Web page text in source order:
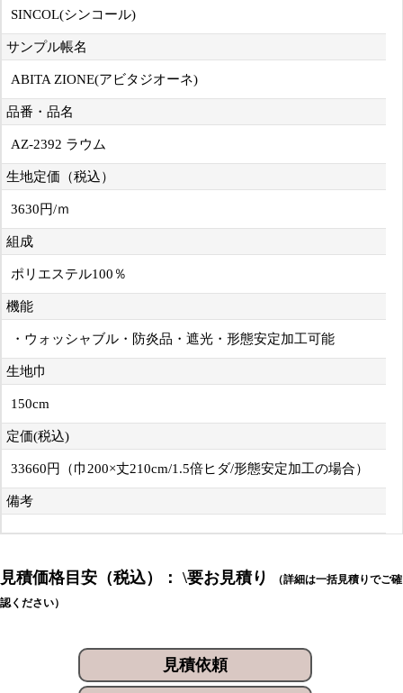
SINCOL(シンコール)
サンプル帳名
ABITA ZIONE(アビタジオーネ)
品番・品名
AZ-2392 ラウム
生地定価（税込）
3630円/ｍ
組成
ポリエステル100％
機能
・ウォッシャブル・防炎品・遮光・形態安定加工可能
生地巾
150cm
定価(税込)
33660円（巾200×丈210cm/1.5倍ヒダ/形態安定加工の場合）
備考
見積価格目安（税込）： \要お見積り
（詳細は一括見積りでご確
認ください）
見積依頼